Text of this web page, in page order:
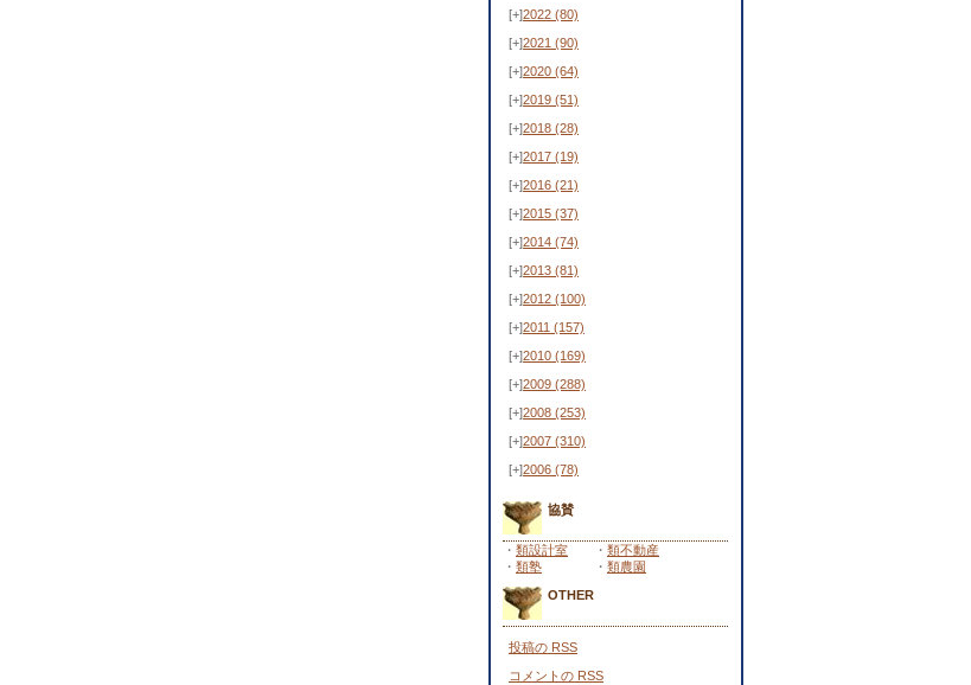
[+]2022 (80)
[+]2021 (90)
[+]2020 (64)
[+]2019 (51)
[+]2018 (28)
[+]2017 (19)
[+]2016 (21)
[+]2015 (37)
[+]2014 (74)
[+]2013 (81)
[+]2012 (100)
[+]2011 (157)
[+]2010 (169)
[+]2009 (288)
[+]2008 (253)
[+]2007 (310)
[+]2006 (78)
協賛
・ 類設計室 ・ 類不動産
・ 類塾 ・ 類農園
OTHER
投稿の RSS
コメントの RSS